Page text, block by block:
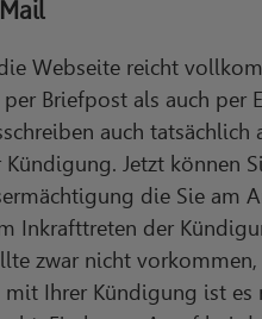
Webseite reicht
Briefpost als auch per
auch
Jetzt können
die Sie
Inkrafttreten der
zwar nicht
mit Ihrer Kündigung ist